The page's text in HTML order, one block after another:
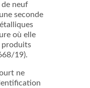
de neuf
seconde
où elle
produits
19).
ne